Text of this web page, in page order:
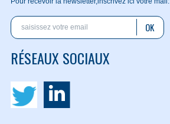
OK
RÉSEAUX SOCIAUX